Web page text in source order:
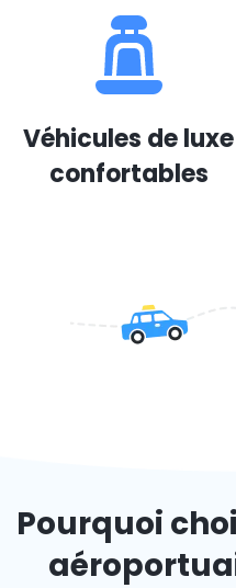
Véhicules de luxe
confortables
Pourquoi